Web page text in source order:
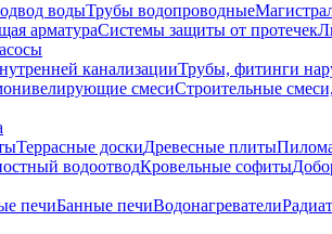
водыТрубы водопроводные
арматураСистемы защиты от протечек
канализацииТрубы, фитинги
смесиСтроительные
Террасные доскиДревесные плиты
водоотводКровельные софиты
печиБанные печиВодонагреватели